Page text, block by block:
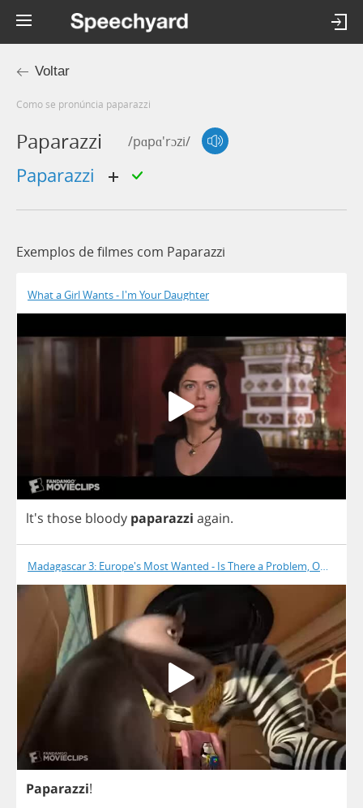
Voltar
Como se pronúncia paparazzi
Paparazzi /pɑpɑ'rɔzi/
paparazzi
Exemplos de filmes com Paparazzi
What a Girl Wants - I'm Your Daughter
lt's those bloody paparazzi again.
Madagascar 3: Europe's Most Wanted - Is There a Problem, Officer?
Paparazzi!